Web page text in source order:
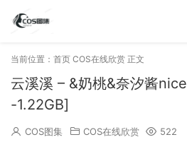
当前位置： 首页 COS在线欣赏 正文
云溪溪 – &奶桃&奈汐酱
-1.22GB]
COS图集 COS在线欣赏 522